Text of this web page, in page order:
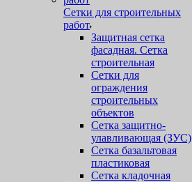
Сетки для строительных
работ
Защитная cетка
фасадная. Сетка
строительная
Сетки для
ограждения
строительных
объектов
Сетка защитно-
улавливающая (ЗУС)
Сетка базальтовая
пластиковая
Сетка кладочная